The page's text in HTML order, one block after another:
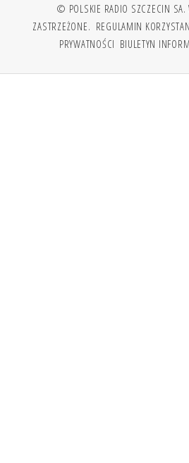
© POLSKIE RADIO SZCZECIN SA.
ZASTRZEŻONE. REGULAMIN
PRYWATNOŚCI BIULETYN